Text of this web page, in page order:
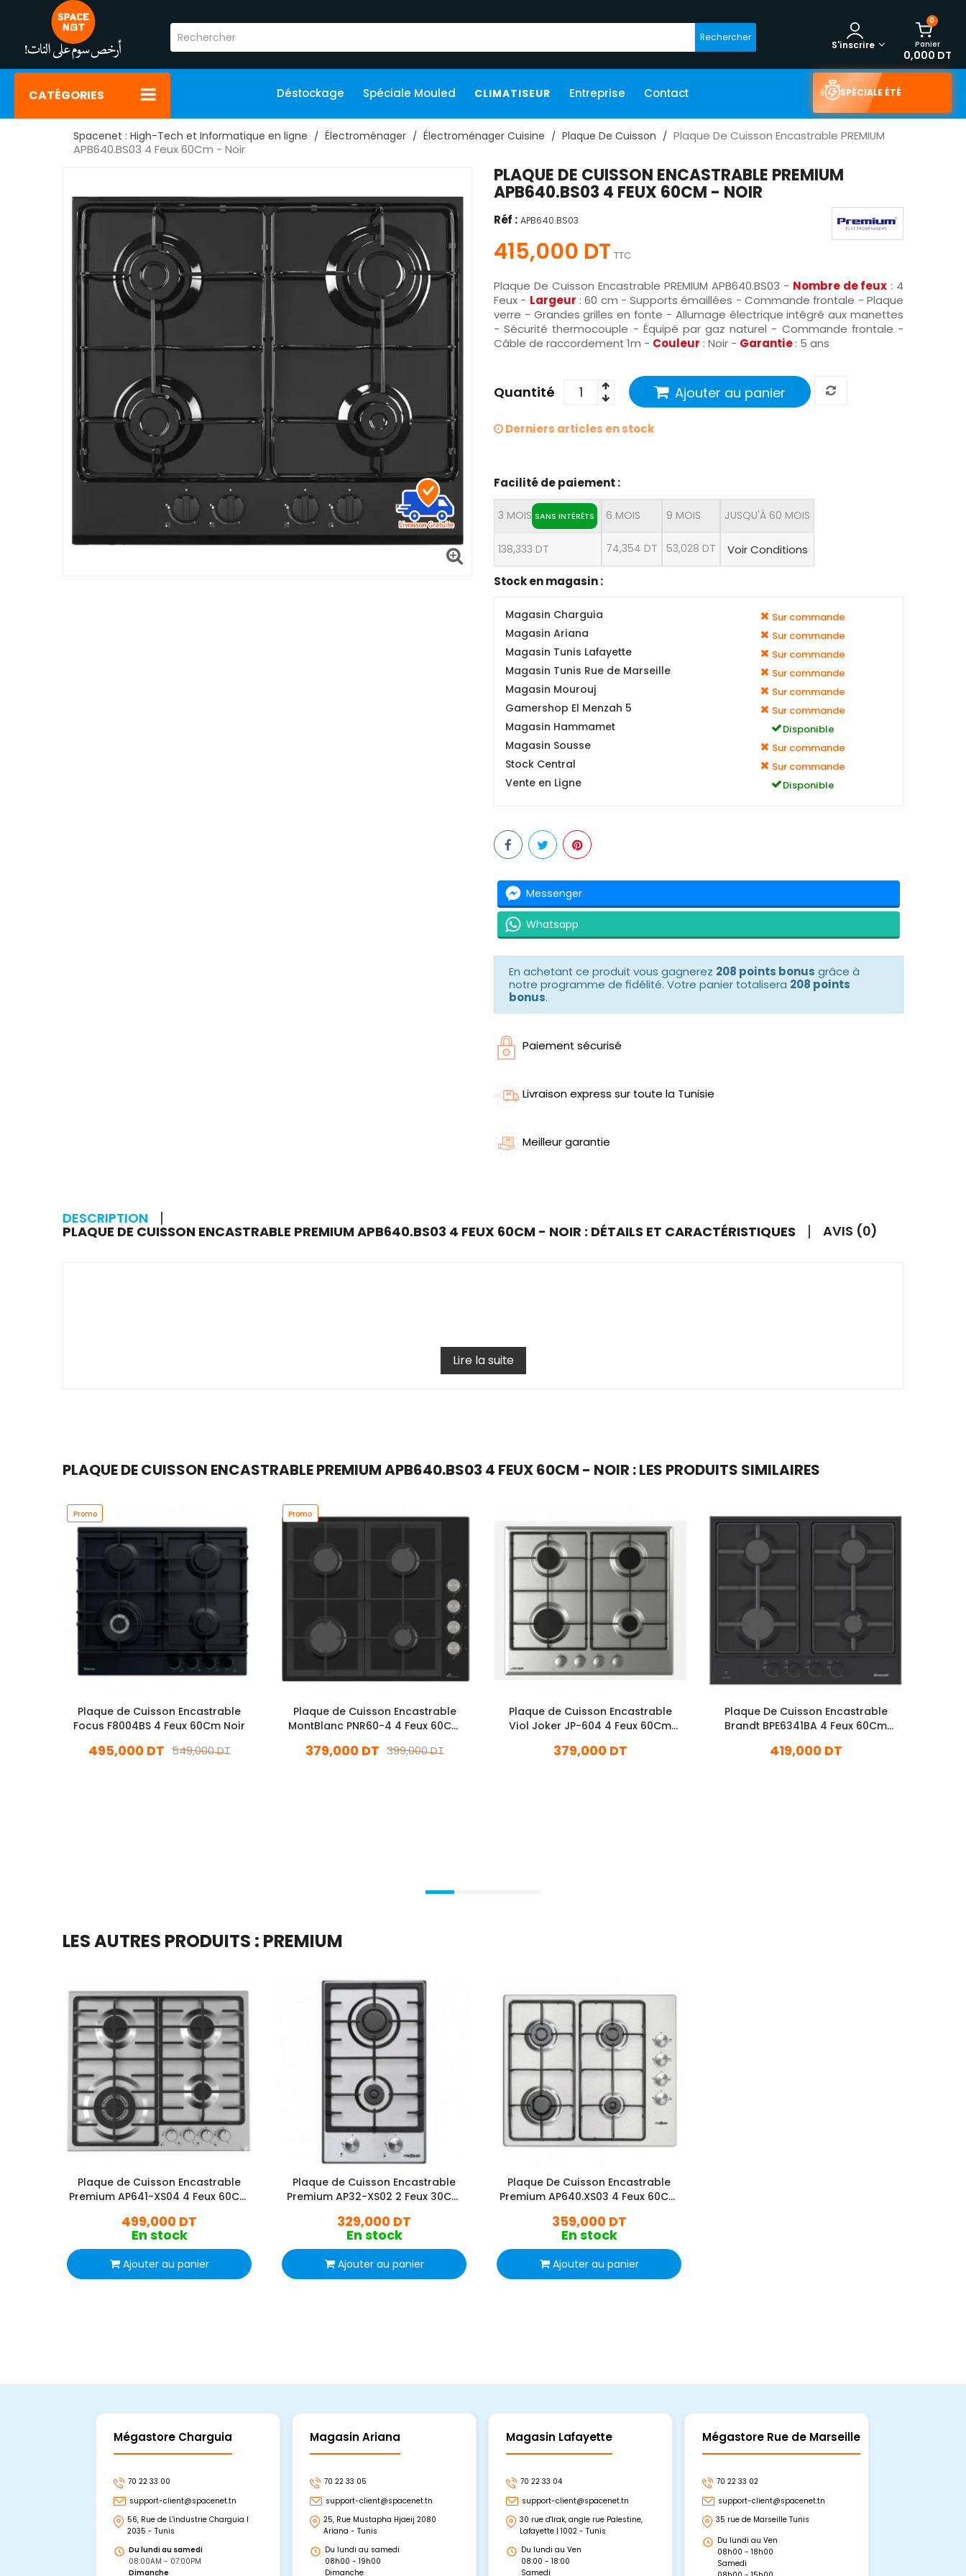
Rechercher
0
Panier
0,000 DT
S'inscrire
CATÉGORIES Déstockage Spéciale Mouled CLIMATISEUR Entreprise Contact SPÉCIALE ÉTÉ
Spacenet : High-Tech et Informatique en ligne Électroménager Électroménager Cuisine Plaque De Cuisson
Plaque De Cuisson Encastrable PREMIUM
APB640.BS03 4 Feux 60Cm - Noir
PLAQUE DE CUISSON ENCASTRABLE PREMIUM
APB640.BS03 4 FEUX 60CM - NOIR
Réf : APB640.BS03
415,000 DT TTC
Plaque De Cuisson Encastrable PREMIUM APB640.BS03 - Nombre de feux : 4
Feux - Largeur : 60 cm -Supports émaillées - Commande frontale - Plaque
verre - Grandes grilles en fonte - Allumage électrique intégré aux manettes
- Sécurité thermocouple - Équipé par gaz naturel - Commande frontale -
Câble de raccordement 1m - Couleur : Noir - Garantie: 5 ans
Quantité Ajouter au panier
Derniers articles en stock
Facilité de paiement :
3 MOIS SANS INTÉRÊTS
138,333 DT
6 MOIS
74,354 DT
9 MOIS
53,028 DT
JUSQU'À 60 MOIS
Voir Conditions
Stock en magasin :
Magasin Charguia Sur commande
Magasin Ariana Sur commande
Magasin Tunis Lafayette Sur commande
Magasin Tunis Rue de Marseille Sur commande
Magasin Mourouj Sur commande
Gamershop El Menzah 5 Sur commande
Magasin Hammamet Disponible
Magasin Sousse Sur commande
Stock Central Sur commande
Vente en Ligne Disponible
Messenger
Whatsapp
En achetant ce produit vous gagnerez 208 points bonus grâce à
notre programme de fidélité. Votre panier totalisera 208 points
bonus.
Paiement sécurisé
Livraison express sur toute la Tunisie
Meilleur garantie
DESCRIPTION
PLAQUE DE CUISSON ENCASTRABLE PREMIUM APB640.BS03 4 FEUX 60CM - NOIR : DÉTAILS ET CARACTÉRISTIQUES AVIS (0)
Lire la suite
PLAQUE DE CUISSON ENCASTRABLE PREMIUM APB640.BS03 4 FEUX 60CM - NOIR : LES PRODUITS SIMILAIRES
Promo
Plaque de Cuisson Encastrable
Focus F8004BS 4 Feux 60Cm Noir
549,000 DT
495,000 DT
Promo
Plaque de Cuisson Encastrable
MontBlanc PNR60-4 4 Feux 60Cm
399,000 DT
379,000 DT
Plaque de Cuisson Encastrable
Viol Joker JP-604 4 Feux 60Cm
379,000 DT
Plaque De Cuisson Encastrable
Brandt BPE6341BA 4 Feux 60Cm
419,000 DT
LES AUTRES PRODUITS : PREMIUM
Plaque de Cuisson Encastrable
Premium AP641-XS04 4 Feux 60Cm
499,000 DT
En stock
Ajouter au panier
Plaque de Cuisson Encastrable
Premium AP32-XS02 2 Feux 30Cm
329,000 DT
En stock
Ajouter au panier
Plaque De Cuisson Encastrable
Premium AP640.XS03 4 Feux 60Cm
359,000 DT
En stock
Ajouter au panier
Mégastore Charguia
70 22 33 00
support-client@spacenet.tn
56, Rue de L'industrie Charguia I
2035 - Tunis
Du lundi au samedi
08:00AM - 07:00PM
Dimanche
Magasin Ariana
70 22 33 05
support-client@spacenet.tn
25, Rue Mustapha Hjaeij 2080
Ariana - Tunis
Du lundi au samedi
08h00 - 19h00
Dimanche
Magasin Lafayette
70 22 33 04
support-client@spacenet.tn
30 rue d'Irak, angle rue Palestine,
Lafayette | 1002 - Tunis
Du lundi au Ven
08:00 - 18:00
Samedi
Mégastore Rue de Marseille
70 22 33 02
support-client@spacenet.tn
35 rue de Marseille Tunis
Du lundi au Ven
08h00 - 18h00
Samedi